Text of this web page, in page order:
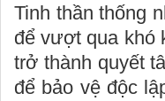
Tinh thần thống
để vượt qua khó
trở thành quyết
để bảo vệ độc